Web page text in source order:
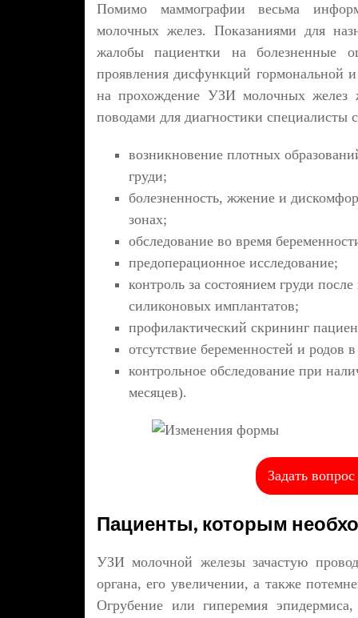
Помимо маммографии весьма
молочных желез. Показаниями для
жалобы пациентки на болезненные
проявления дисфункций гормональной
на прохождение УЗИ молочных желез
поводами для диагностики специалисты
возникновение плотных
груди;
болезненность, жжение и
зонах;
обследование во время
предоперационное исследование;
контроль за состоянием груди
силиконовых имплантатов;
профилактический скрининг
отсутствие беременностей и родов
контрольное обследование при
месяцев).
Задать
Пациенты, которым
УЗИ молочной железы зачастую
органа, его увеличении, а также
Огрубение или гиперемия